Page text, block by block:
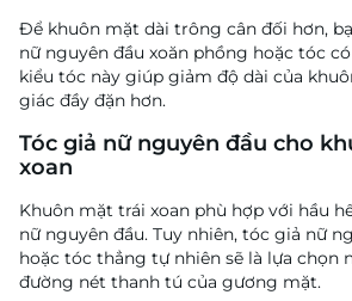
Để khuôn mặt dài trông cân đối hơn,
nữ nguyên đầu xoăn phồng hoặc tóc
kiểu tóc này giúp giảm độ dài của
giác đầy đặn hơn.
Tóc giả nữ nguyên đầu cho
xoan
Khuôn mặt trái xoan phù hợp với hầu
nữ nguyên đầu. Tuy nhiên, tóc giả nữ
hoặc tóc thẳng tự nhiên sẽ là lựa chọn
đường nét thanh tú của gương mặt.